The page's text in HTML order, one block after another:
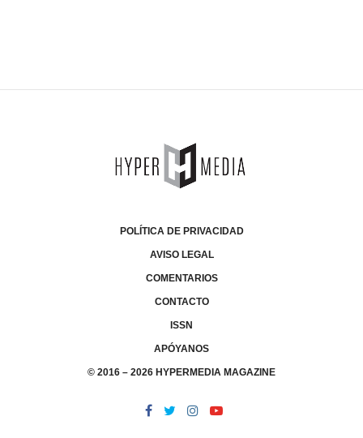
POLÍTICA DE PRIVACIDAD
AVISO LEGAL
COMENTARIOS
CONTACTO
ISSN
APÓYANOS
© 2016 – 2026 HYPERMEDIA MAGAZINE